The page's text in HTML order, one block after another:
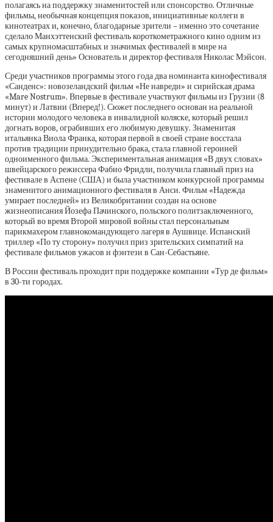
полагаясь на поддержку знаменитостей или спонсорство. Отличные
фильмы, необычная концепция показов, инициативные коллеги в
кинотеатрах и, конечно, благодарные зрители – именно это сочетание
сделало Манхэттенский фестиваль короткометражного кино одним из
самых крупномасштабных и значимых фестивалей в мире на
сегодняшний день» Основатель и директор фестиваля Николас Мэйсон.
Среди участников программы этого года два номинанта кинофестиваля
«Санденс»: новозеландский фильм «Не навреди» и сирийская драма
«Mare Nostrum». Впервые в фестивале участвуют фильмы из Грузии (8
минут) и Латвии (Вперед!). Сюжет последнего основан на реальной
истории молодого человека в инвалидной коляске, который решил
догнать воров, ограбивших его любимую девушку. Знаменитая
итальянка Виола Франка, которая первой в своей стране восстала
против традиции принудительно брака, стала главной героиней
одноименного фильма. Экспериментальная анимация «В двух словах»
швейцарского режиссера Фабио Фридли, получила главный приз на
фестивале в Аспене (США) и была участником конкурсной программы
знаменитого анимационного фестиваля в Анси. Фильм «Надежда
умирает последней» из Великобритании создан на основе
жизнеописания Йозефа Пачинского, польского политзаключенного,
который во время Второй мировой войны стал персональным
парикмахером главнокомандующего лагеря в Аушвице. Испанский
триллер «По ту сторону» получил приз зрительских симпатий на
фестивале фильмов ужасов и фэнтези в Сан-Себастьяне.
В России фестиваль проходит при поддержке компании «Тур де фильм»
в 30-ти городах.